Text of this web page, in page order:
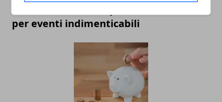
per eventi indimenticabili